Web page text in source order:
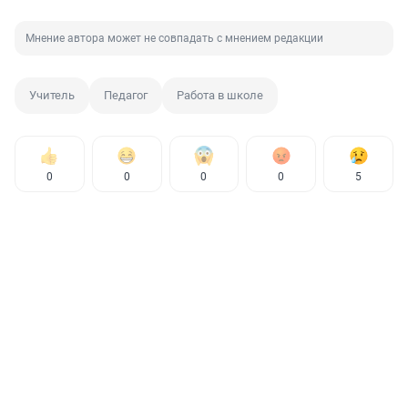
Мнение автора может не совпадать с мнением редакции
Учитель Педагог Работа в школе
0 0 0 0 5